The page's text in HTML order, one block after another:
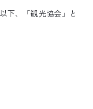
下、「観光協会」と